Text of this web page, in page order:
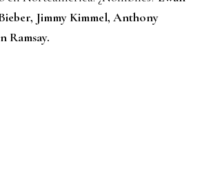
Jimmy Kimmel, Anthony
Ramsay.